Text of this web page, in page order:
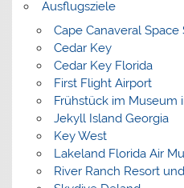
Ausflugsziele
Cape Canaveral
Cedar Key
Cedar Key Florida
First Flight Airport
Frühstück im Museum
Jekyll Island Georgia
Key West
Lakeland Florida Air
River Ranch Resort